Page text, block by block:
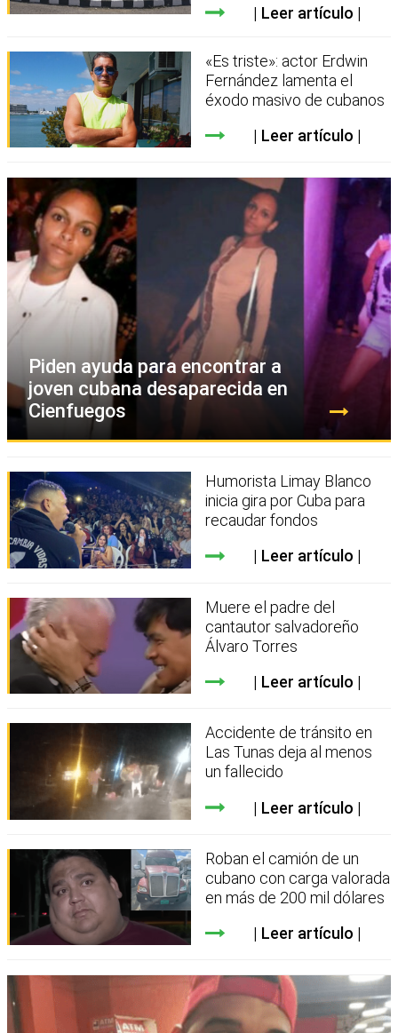
Leer artículo
«Es triste»: actor Erdwin
Fernández lamenta el
éxodo masivo de cubanos
Leer artículo
Piden ayuda para encontrar a
joven cubana desaparecida en
Cienfuegos
Humorista Limay Blanco
inicia gira por Cuba para
recaudar fondos
Leer artículo
Muere el padre del
cantautor salvadoreño
Álvaro Torres
Leer artículo
Accidente de tránsito en
Las Tunas deja al menos
un fallecido
Leer artículo
Roban el camión de un
cubano con carga valorada
en más de 200 mil dólares
Leer artículo